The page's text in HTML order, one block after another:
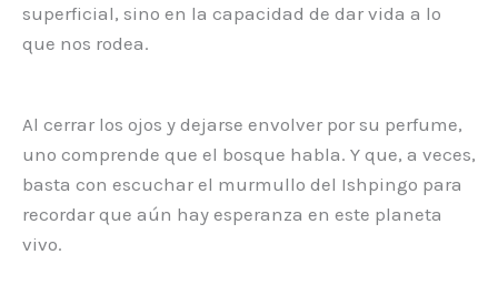
superficial, sino en la capacidad de dar vida a lo
que nos rodea.
Al cerrar los ojos y dejarse envolver por su perfume,
uno comprende que el bosque habla. Y que, a veces,
basta con escuchar el murmullo del Ishpingo para
recordar que aún hay esperanza en este planeta
vivo.